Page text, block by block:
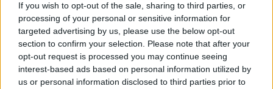
If you wish to opt-out of the sale, sharing to third parties, or
processing of your personal or sensitive information for
targeted advertising by us, please use the below opt-out
section to confirm your selection. Please note that after your
opt-out request is processed you may continue seeing
interest-based ads based on personal information utilized by
us or personal information disclosed to third parties prior to
weboldallal
PCW.lite| 2025.11.22 15:02
A Spotify egyetlen frissítéssel
megoldotta a hangoskönyvek
legnagyobb problémáját
PCW.lite| 2025.11.14 08:37